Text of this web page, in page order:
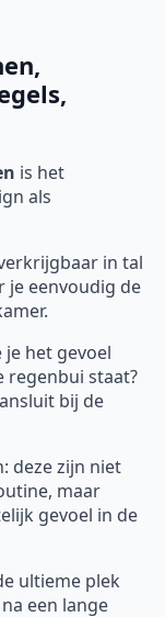
is het
als
in tal
je eenvoudig de
je het gevoel
regenbui staat?
bij de
deze zijn niet
maar
gevoel in de
ultieme plek
een lange